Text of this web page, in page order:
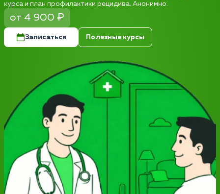
курса и план профилактики рецидива. Анонимно.
от 4 900 ₽
Записаться Полезные курсы